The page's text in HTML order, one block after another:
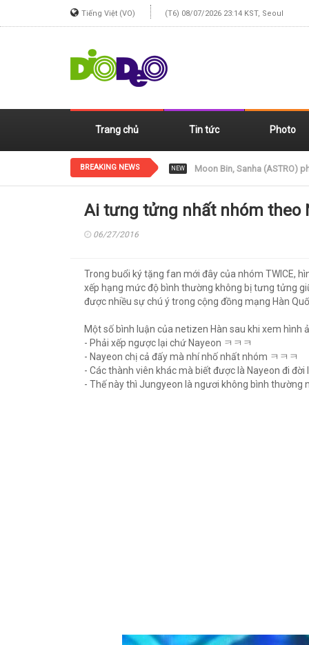
Tiếng Việt (VO) (T6) 08/07/2026 23:14 KST, Seoul
Trang chủ Tin tức Photo
BREAKING NEWS NEW Jennie (BLACKPINK) xinh
Ai tưng tửng nhất nhóm theo
06/27/2016
Trong buổi ký tặng fan mới đây của nhóm TWICE,
xếp hạng mức độ bình thường không bị tưng tửng
được nhiều sự chú ý trong cộng đồng mạng Hàn
Một số bình luận của netizen Hàn sau khi xem hình
- Phải xếp ngược lại chứ Nayeon ㅋㅋㅋ
- Nayeon chị cả đấy mà nhí nhố nhất nhóm ㅋㅋㅋ
- Các thành viên khác mà biết được là Nayeon đi đời
- Thế này thì Jungyeon là ngươi không bình thường